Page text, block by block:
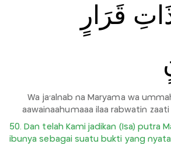
قَرَارٍ
Wa ja'alnab na Maryama wa
aawainaahumaaa ilaa rabwatin
50. Dan telah Kami jadikan (Isa) putra
ibunya sebagai suatu bukti yang